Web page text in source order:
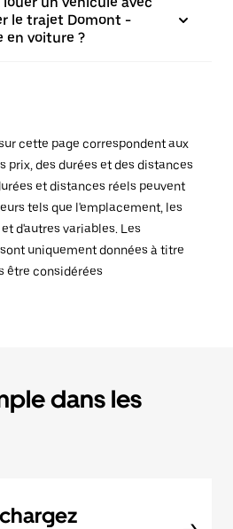
le trajet Domont -
en voiture ?
cette page correspondent aux
prix, des durées et des distances
et distances réels peuvent
tels que l'emplacement, les
d'autres variables. Les
uniquement données à titre
être considérées
dans les